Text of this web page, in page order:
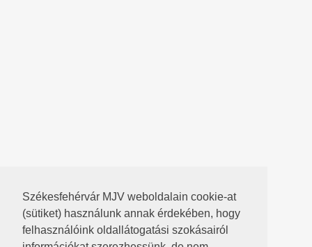
Székesfehérvár MJV weboldalain cookie-at
(sütiket) használunk annak érdekében, hogy
felhasználóink oldallátogatási szokásairól